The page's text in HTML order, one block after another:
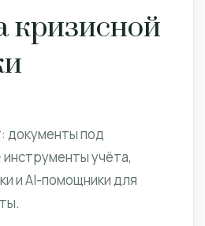
кризисной
документы под
учёта,
и AI-помощники для